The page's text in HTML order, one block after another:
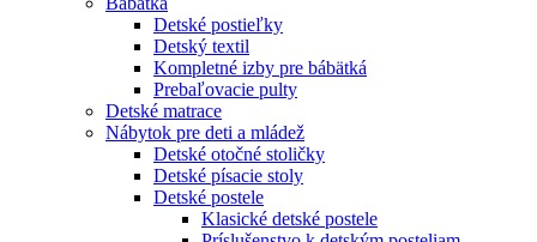
Detské postieľky
Detský textil
Kompletné izby pre bábätká
Prebaľovacie pulty
Detské matrace
Nábytok pre deti a mládež
Detské otočné stoličky
Detské písacie stoly
Detské postele
Klasické detské postele